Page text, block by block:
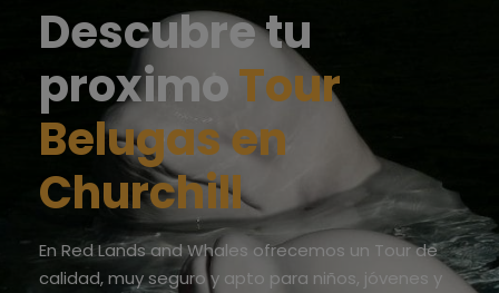
Descubre tu
proximoTour
Belugas en
Churchill
En Red Lands and Whales ofrecemos un Tour de
calidad, muy seguro y apto para niños, jóvenes y